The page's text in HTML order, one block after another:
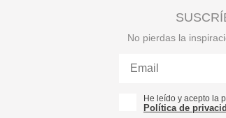
No pierdas la
He leído y acepto la
Política de